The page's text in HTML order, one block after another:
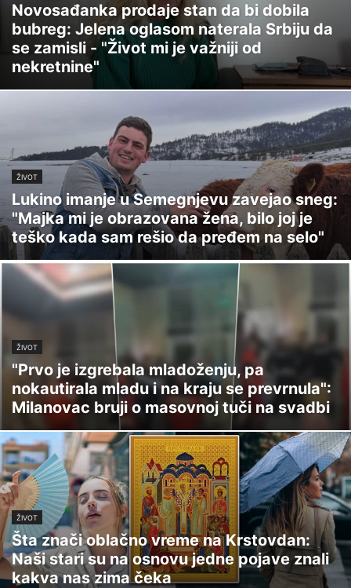
Novosađanka prodaje stan da bi dobila
bubreg: Jelena oglasom naterala Srbiju da
se zamisli - "Život mi je važniji od
nekretnine"
ŽIVOT
Lukino imanje u Semegnjevu zavejao sneg:
"Majka mi je obrazovana žena, bilo joj je
teško kada sam rešio da pređem na selo"
ŽIVOT
"Prvo je izgrebala mladoženju, pa
nokautirala mladu i na kraju se prevrnula":
Milanovac bruji o masovnoj tuči na svadbi
ŽIVOT
Šta znači oblačno vreme na Krstovdan:
Naši stari su na osnovu jedne pojave znali
kakva nas zima čeka